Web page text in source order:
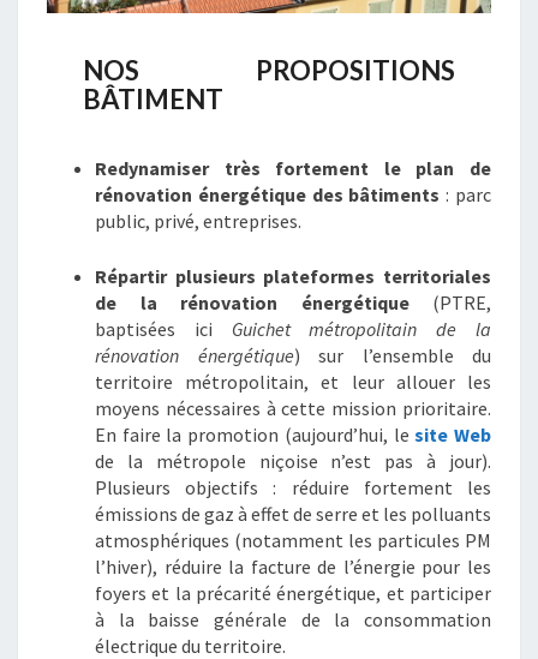
NOS PROPOSITIONS
BÂTIMENT
Redynamiser très fortement le plan de
rénovation énergétique des bâtiments : parc
public, privé, entreprises.
Répartir plusieurs plateformes territoriales
de la rénovation énergétique(PTRE,
baptisées ici Guichet métropolitain de la
rénovation énergétique) sur l’ensemble du
territoire métropolitain, et leur allouer les
moyens nécessaires à cette mission prioritaire.
En faire la promotion (aujourd’hui, lesite Web
de la métropole niçoise n’est pas à jour).
Plusieurs objectifs : réduire fortement les
émissions de gaz à effet de serre et les polluants
atmosphériques (notamment les particules PM
l’hiver), réduire la facture de l’énergie pour les
foyers et la précarité énergétique, et participer
à la baisse générale de la consommation
électrique du territoire.